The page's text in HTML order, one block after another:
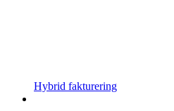
Hybrid fakturering